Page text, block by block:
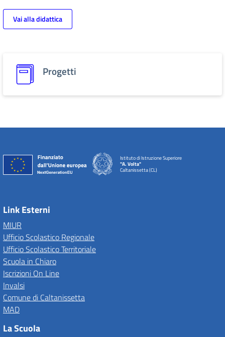
Vai alla didattica
Progetti
Istituto di Istruzione Superiore
"A. Volta"
Caltanissetta (CL)
Link Esterni
MIUR
Ufficio Scolastico Regionale
Ufficio Scolastico Territoriale
Scuola in Chiaro
Iscrizioni On Line
Invalsi
Comune di Caltanissetta
MAD
La Scuola